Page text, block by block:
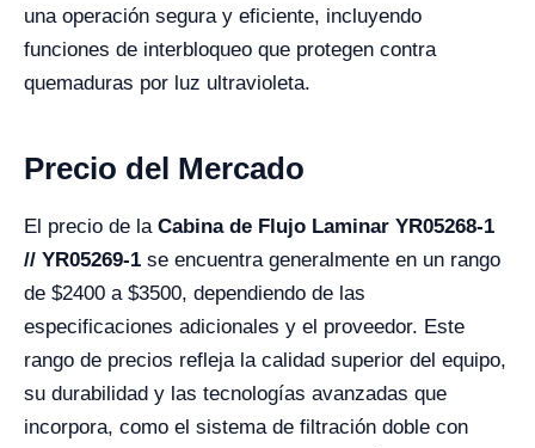
una operación segura y eficiente, incluyendo
funciones de interbloqueo que protegen contra
quemaduras por luz ultravioleta.
Precio del Mercado
El precio de la Cabina de Flujo Laminar YR05268-1
// YR05269-1 se encuentra generalmente en un rango
de $2400 a $3500, dependiendo de las
especificaciones adicionales y el proveedor. Este
rango de precios refleja la calidad superior del equipo,
su durabilidad y las tecnologías avanzadas que
incorpora, como el sistema de filtración doble con